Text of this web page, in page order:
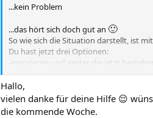
...kein Problem
...das hört sich doch gut an 🙂
So wie sich die Situation darstellt, ist
Du hast jetzt drei Optionen:
-ignorieren und weiter die jetzt
-eine entsprechende PCI-Karte kaufen
Hallo,
vielen danke für deine Hilfe 😌
die kommende Woche.